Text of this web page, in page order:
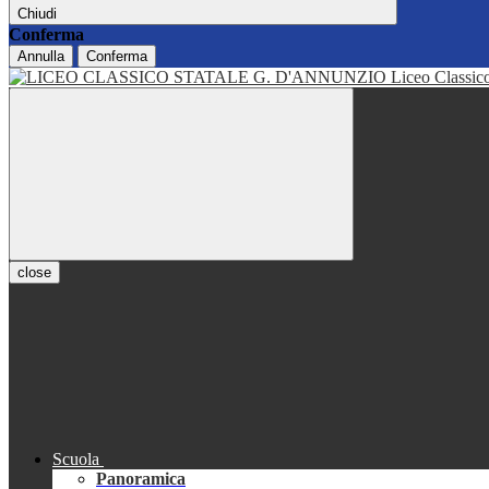
Chiudi
Conferma
Annulla Conferma
Liceo
close
Scuola
Panoramica